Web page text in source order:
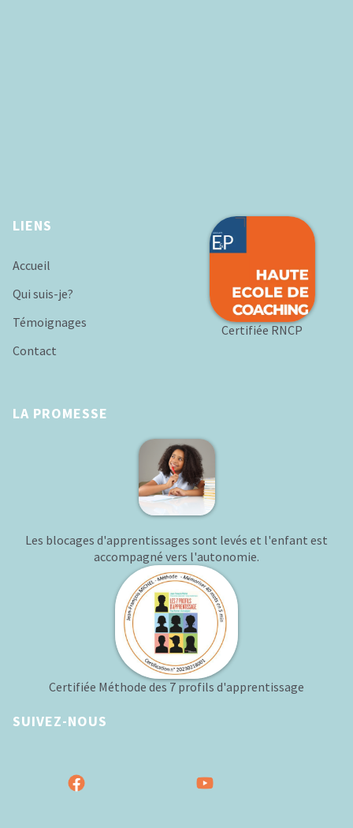
LIENS
Accueil
Qui suis-je?
Témoignages
Contact
Certifiée RNCP
LA PROMESSE
Les blocages d'apprentissages sont levés et l'enfant est
accompagné vers l'autonomie.
Certifiée Méthode des 7 profils d'apprentissage
SUIVEZ-NOUS